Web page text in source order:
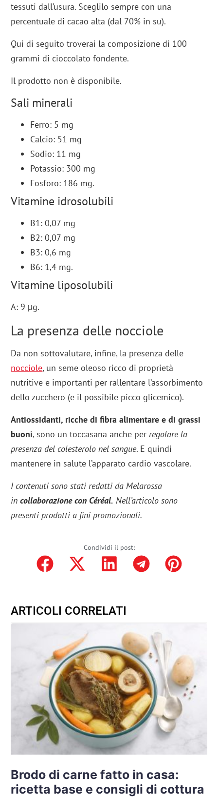
tessuti dall’usura. Sceglilo sempre con una
percentuale di cacao alta (dal 70% in su).
Qui di seguito troverai la composizione di 100
grammi di cioccolato fondente.
Il prodotto non è disponibile.
Sali minerali
Ferro: 5 mg
Calcio: 51 mg
Sodio: 11 mg
Potassio: 300 mg
Fosforo: 186 mg.
Vitamine idrosolubili
B1: 0,07 mg
B2: 0,07 mg
B3: 0,6 mg
B6: 1,4 mg.
Vitamine liposolubili
A: 9 μg.
La presenza delle nocciole
Da non sottovalutare, infine, la presenza delle
nocciole, un seme oleoso ricco di proprietà
nutritive e importanti per rallentare l’assorbimento
dello zucchero (e il possibile picco glicemico).
Antiossidanti, ricche di fibra alimentare e di grassi
buoni, sono un toccasana anche per regolare la
presenza del colesterolo nel sangue. E quindi
mantenere in salute l’apparato cardio vascolare.
I contenuti sono stati redatti da Melarossa
incollaborazione con Céréal. Nell’articolo sono
presenti prodotti a fini promozionali.
Condividi il post:
ARTICOLI CORRELATI
Brodo di carne fatto in casa:
ricetta base e consigli di cottura